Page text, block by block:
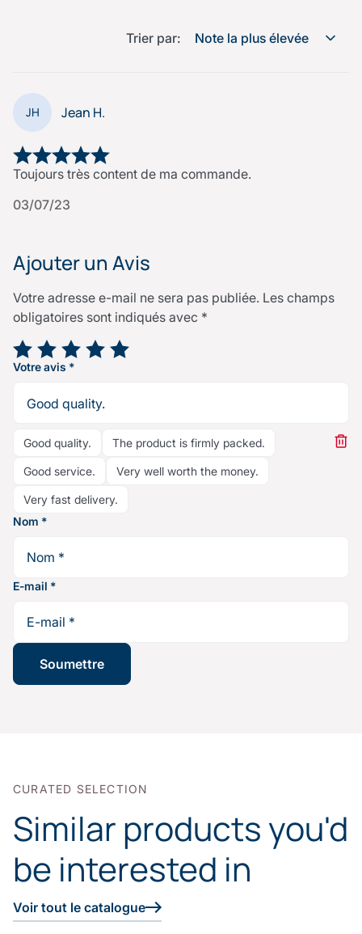
Trier par: Note la plus élevée
JH Jean H.
Toujours très content de ma commande.
03/07/23
Ajouter un Avis
Votre adresse e-mail ne sera pas publiée. Les champs
obligatoires sont indiqués avec *
Votre note*
Votre avis *
Good quality. The product is firmly packed.
Good service. Very well worth the money.
Very fast delivery.
Nom *
E-mail *
CURATED SELECTION
Similar products you'd
be interested in
Voir tout le catalogue